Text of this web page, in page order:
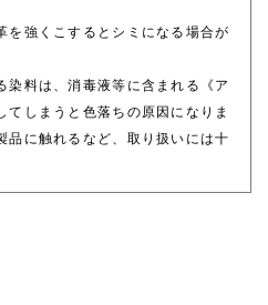
強くこするとシミになる場合が
料は、消毒液等に含まれる《ア
てしまうと色落ちの原因になりま
品に触れるなど、取り扱いには十